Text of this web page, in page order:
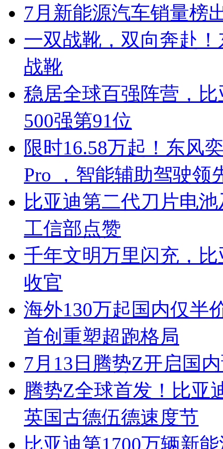
7月新能源汽车销量榜
一双战靴，双向奔赴
战靴
稳居全球百强阵营，
500强第91位
限时16.58万起！东风
Pro ，智能辅助驾驶领
比亚迪第二代刀片电
工信部点赞
千年文明万里闪充，
收官
海外130万起国内仅半
首创重塑超跑格局
7月13日腾势Z开启国
腾势Z全球首发！比亚
英国古德伍德速度节
比亚迪第1700万辆新